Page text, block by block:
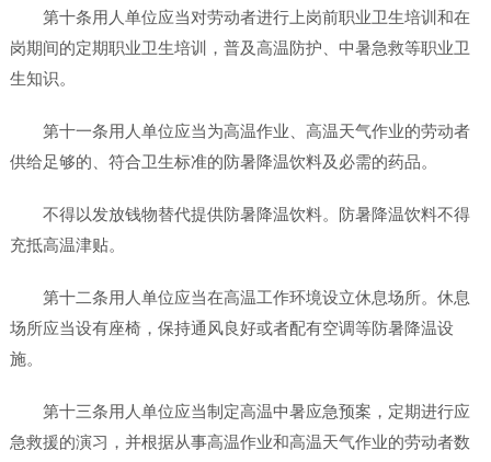
第十条用人单位应当对劳动者进行上岗前职业卫生培训和在
岗期间的定期职业卫生培训，普及高温防护、中暑急救等职业卫
生知识。
第十一条用人单位应当为高温作业、高温天气作业的劳动者
供给足够的、符合卫生标准的防暑降温饮料及必需的药品。
不得以发放钱物替代提供防暑降温饮料。防暑降温饮料不得
充抵高温津贴。
第十二条用人单位应当在高温工作环境设立休息场所。休息
场所应当设有座椅，保持通风良好或者配有空调等防暑降温设
施。
第十三条用人单位应当制定高温中暑应急预案，定期进行应
急救援的演习，并根据从事高温作业和高温天气作业的劳动者数